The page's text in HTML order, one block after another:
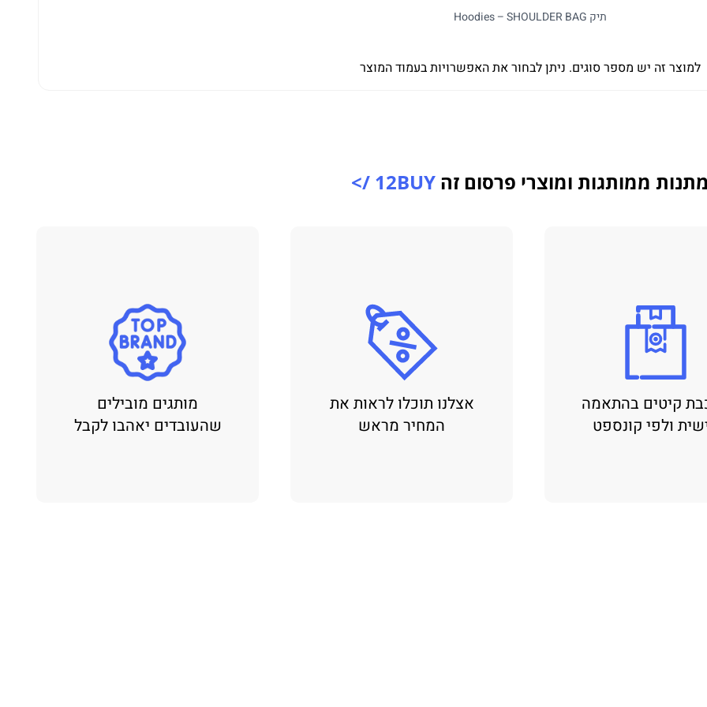
תיק Hoodies – SHOULDER BAG
למוצר זה יש מספר סוגים. ניתן לבחור את האפשרויות בעמוד המוצר
ממותגות ומוצרי פרסום זה 12BUY />
קיטים בהתאמה
ולפי קונספט
אצלנו תוכלו לראות את
המחיר מראש
מותגים מובילים
שהעובדים יאהבו לקבל